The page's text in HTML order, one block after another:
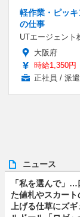
軽作業・ピッ
の仕事
UTエージェント
大阪府
時給1,350円
正社員 / 派
ニュース
「私を選んで」…
た値札やスカート
上げる仕草にズ